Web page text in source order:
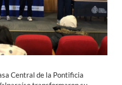
Central de la Pontificia